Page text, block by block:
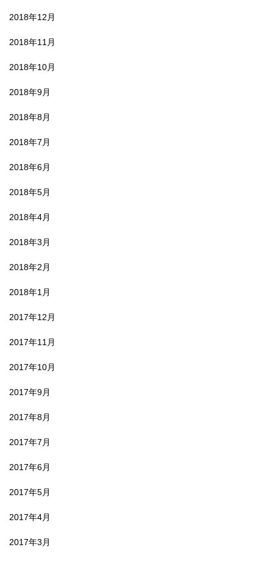
2018年12月
2018年11月
2018年10月
2018年9月
2018年8月
2018年7月
2018年6月
2018年5月
2018年4月
2018年3月
2018年2月
2018年1月
2017年12月
2017年11月
2017年10月
2017年9月
2017年8月
2017年7月
2017年6月
2017年5月
2017年4月
2017年3月